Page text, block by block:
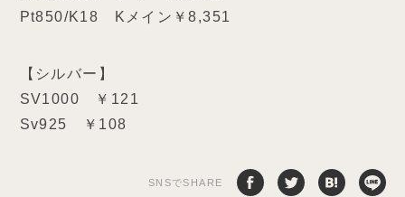
Pt850/K18 Kメイン￥8,351
【シルバー】
SV1000 ￥121
Sv925 ￥108
SNSでSHARE